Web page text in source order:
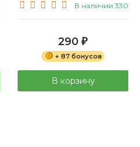
В наличии 330
290 ₽
+ 87 бонусов
В корзину